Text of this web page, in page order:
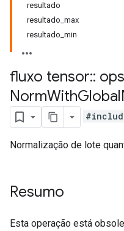
resultado
resultado_max
resultado_min
fluxo tensor:: ops
NormWithGlobal
Normalização de lote
Resumo
Esta operação está